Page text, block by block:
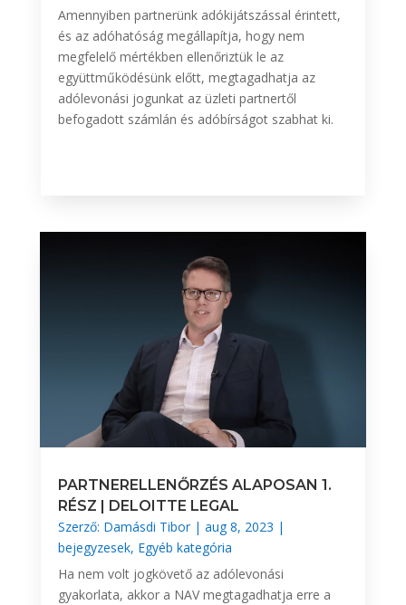
Amennyiben partnerünk adókijátszással érintett,
és az adóhatóság megállapítja, hogy nem
megfelelő mértékben ellenőriztük le az
együttműködésünk előtt, megtagadhatja az
adólevonási jogunkat az üzleti partnertől
befogadott számlán és adóbírságot szabhat ki.
PARTNERELLENŐRZÉS ALAPOSAN 1.
RÉSZ | DELOITTE LEGAL
Szerző: Damásdi Tibor| aug 8, 2023 |
bejegyzesek, Egyéb kategória
Ha nem volt jogkövető az adólevonási
gyakorlata, akkor a NAV megtagadhatja erre a